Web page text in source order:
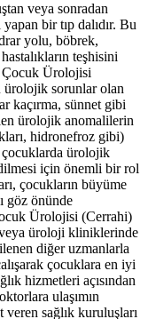
veya sonradan
bir tıp dalıdır. Bu
yolu, böbrek,
teşhisini
Çocuk Ürolojisi
ürolojik sorunlar olan
kaçırma, sünnet gibi
ürolojik anomalilerin
hidronefroz gibi)
çocuklarda ürolojik
için önemli bir rol
çocukların büyüme
göz önünde
Ürolojisi (Cerrahi)
üroloji kliniklerinde
diğer uzmanlarla
çocuklara en iyi
hizmetleri açısından
ulaşımın
veren sağlık kuruluşları